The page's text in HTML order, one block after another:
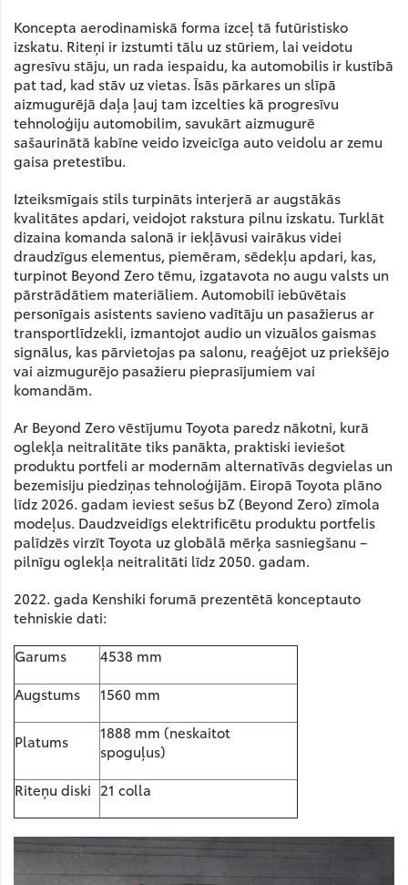
Koncepta aerodinamiskā forma izceļ tā futūristisko
izskatu. Riteņi ir izstumti tālu uz stūriem, lai veidotu
agresīvu stāju, un rada iespaidu, ka automobilis ir kustībā
pat tad, kad stāv uz vietas. Īsās pārkares un slīpā
aizmugurējā daļa ļauj tam izcelties kā progresīvu
tehnoloģiju automobilim, savukārt aizmugurē
sašaurinātā kabīne veido izveicīga auto veidolu ar zemu
gaisa pretestību.
Izteiksmīgais stils turpināts interjerā ar augstākās
kvalitātes apdari, veidojot rakstura pilnu izskatu. Turklāt
dizaina komanda salonā ir iekļāvusi vairākus videi
draudzīgus elementus, piemēram, sēdekļu apdari, kas,
turpinot Beyond Zero tēmu, izgatavota no augu valsts un
pārstrādātiem materiāliem. Automobilī iebūvētais
personīgais asistents savieno vadītāju un pasažierus ar
transportlīdzekli, izmantojot audio un vizuālos gaismas
signālus, kas pārvietojas pa salonu, reaģējot uz priekšējo
vai aizmugurējo pasažieru pieprasījumiem vai
komandām.
Ar Beyond Zero vēstījumu Toyota paredz nākotni, kurā
oglekļa neitralitāte tiks panākta, praktiski ieviešot
produktu portfeli ar modernām alternatīvās degvielas un
bezemisiju piedziņas tehnoloģijām. Eiropā Toyota plāno
līdz 2026. gadam ieviest sešus bZ (Beyond Zero) zīmola
modeļus. Daudzveidīgs elektrificētu produktu portfelis
palīdzēs virzīt Toyota uz globālā mērķa sasniegšanu –
pilnīgu oglekļa neitralitāti līdz 2050. gadam.
2022. gada Kenshiki forumā prezentētā konceptauto
tehniskie dati:
Garums
4538 mm
Augstums
1560 mm
Platums
1888 mm (neskaitot
spoguļus)
Riteņu diski 21 colla